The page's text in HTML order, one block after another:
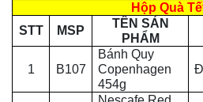
Hộp Quà
STT
MSP
TÊN SẢN
PHẨM
1 B107
Bánh Quy
Copenhagen
454g